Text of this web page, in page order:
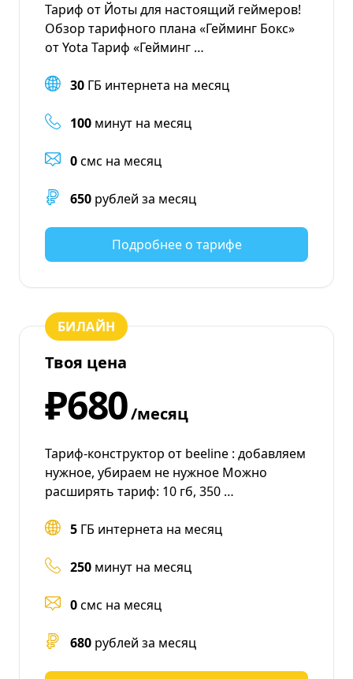
Тариф от Йоты для настоящий геймеров!
Обзор тарифного плана «Гейминг Бокс»
от Yota Тариф «Гейминг …
30 ГБ интернета на месяц
100 минут на месяц
0смс на месяц
650 рублей за месяц
Подробнее о тарифе
БИЛАЙН
Твоя цена
₽680/месяц
Тариф-конструктор от beeline : добавляем
нужное, убираем не нужное Можно
расширять тариф: 10 гб, 350 …
5 ГБ интернета на месяц
250 минут на месяц
0смс на месяц
680 рублей за месяц